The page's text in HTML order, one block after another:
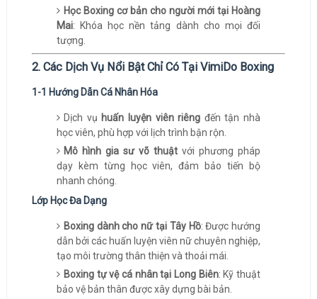
Học Boxing cơ bản cho người mới tại Hoàng
Mai: Khóa học nền tảng dành cho mọi đối
tượng.
2. Các Dịch Vụ Nổi Bật Chỉ Có Tại VimiDo Boxing
1-1 Hướng Dẫn Cá Nhân Hóa
Dịch vụ huấn luyện viên riêng đến tận nhà
học viên, phù hợp với lịch trình bận rộn.
Mô hình gia sư võ thuật với phương pháp
dạy kèm từng học viên, đảm bảo tiến bộ
nhanh chóng.
Lớp Học Đa Dạng
Boxing dành cho nữ tại Tây Hồ: Được hướng
dẫn bởi các huấn luyện viên nữ chuyên nghiệp,
tạo môi trường thân thiện và thoải mái.
Boxing tự vệ cá nhân tại Long Biên: Kỹ thuật
bảo vệ bản thân được xây dựng bài bản.